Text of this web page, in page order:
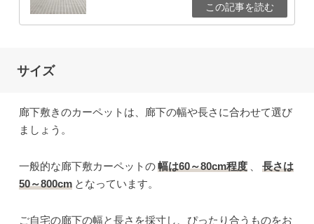
サイズ
廊下敷きのカーペットは、廊下の幅や長さに合わせて選び
ましょう。
一般的な廊下敷カーペットの幅は60～80cm程度 、
長さは
50～800cm となっています。
ご自宅の廊下の幅と長さを採寸し、ぴったり合うものをお